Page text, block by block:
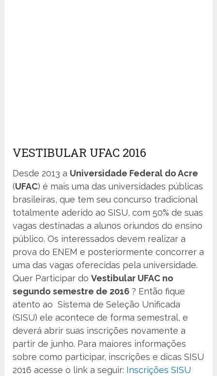
VESTIBULAR UFAC 2016
Desde 2013 a Universidade Federal do Acre
(UFAC) é mais uma das universidades públicas
brasileiras, que tem seu concurso tradicional
totalmente aderido ao SISU, com 50% de suas
vagas destinadas a alunos oriundos do ensino
público. Os interessados devem realizar a
prova do ENEM e posteriormente concorrer a
uma das vagas oferecidas pela universidade.
Quer Participar doVestibular UFAC no
segundo semestre de 2016 ? Então fique
atento ao Sistema de Seleção Unificada
(SISU) ele acontece de forma semestral, e
deverá abrir suas inscrições novamente a
partir de junho. Para maiores informações
sobre como participar, inscrições e dicas SISU
2016 acesse o link a seguir: Inscrições SISU